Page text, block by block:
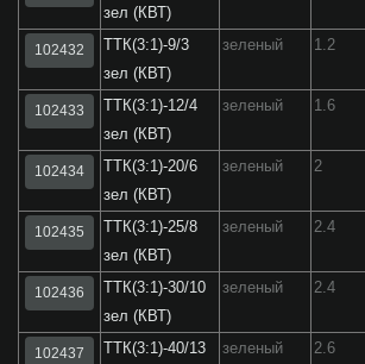
зел (КВТ)
102432
ТТК(3:1)-9/3
зел (КВТ)
зеленый 1.2
102433
ТТК(3:1)-12/4
зел (КВТ)
зеленый 1.6
102434
ТТК(3:1)-20/6
зел (КВТ)
зеленый 2
102435
ТТК(3:1)-25/8
зел (КВТ)
зеленый 2.4
102436
ТТК(3:1)-30/10
зел (КВТ)
зеленый 2.4
102437
ТТК(3:1)-40/13
зеленый 2.6